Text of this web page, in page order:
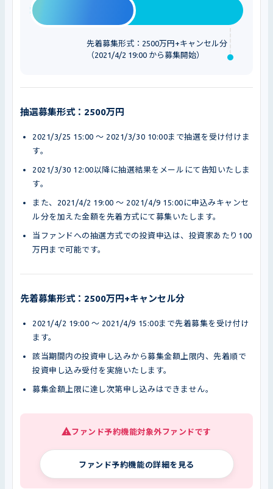
先着募集形式：2500万円+キャンセル分
（2021/4/2 19:00 から募集開始）
抽選募集形式：2500万円
2021/3/25 15:00 〜 2021/3/30 10:00まで抽選を受け付けま
す。
2021/3/30 12:00以降に抽選結果をメールにて告知いたしま
す。
また、2021/4/2 19:00 〜 2021/4/9 15:00に申込みキャンセ
ル分を加えた金額を先着方式にて募集いたします。
当ファンドへの抽選方式での投資申込は、投資家あたり100
万円まで可能です。
先着募集形式：2500万円+キャンセル分
2021/4/2 19:00 〜 2021/4/9 15:00まで先着募集を受け付け
ます。
該当期間内の投資申し込みから募集金額上限内、先着順で
投資申し込み受付を実施いたします。
募集金額上限に達し次第申し込みはできません。
ファンド予約機能対象外ファンドです
ファンド予約機能の詳細を見る